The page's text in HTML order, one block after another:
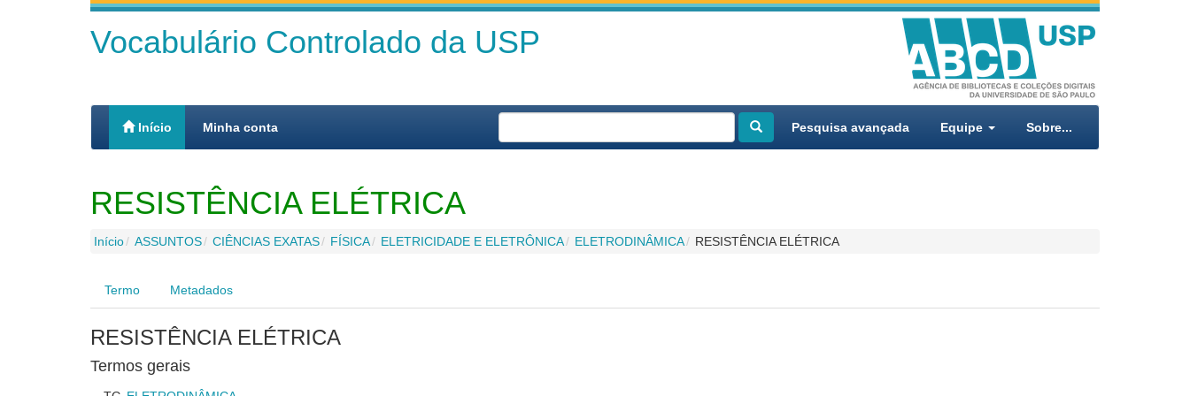
Vocabulário Controlado da USP
Início Minha conta Pesquisa avançada Equipe Sobre...
RESISTÊNCIA ELÉTRICA
Início ASSUNTOS CIÊNCIAS EXATAS FÍSICA ELETRICIDADE E ELETRÔNICA ELETRODINÂMICA RESISTÊNCIA ELÉTRICA
Termo Metadados
RESISTÊNCIA ELÉTRICA
Termos gerais